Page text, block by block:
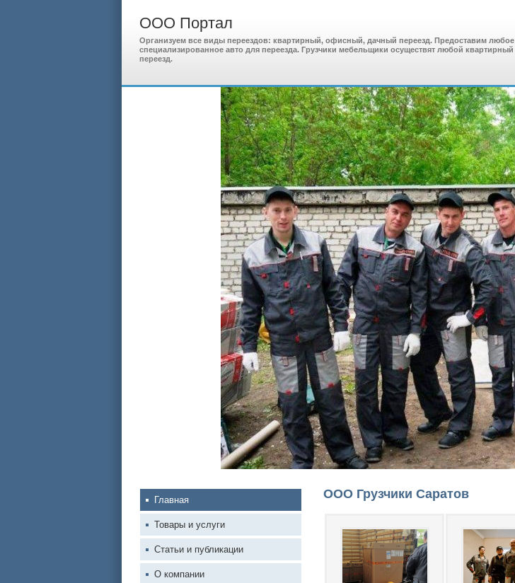
ООО Портал
Организуем все виды переездов: квартирный, офисный, дачный переезд. Предоставим любое
специализированное авто для переезда. Грузчики мебельщики осуществят любой квартирный
переезд.
ООО Грузчики Саратов
Главная
Товары и услуги
Статьи и публикации
О компании